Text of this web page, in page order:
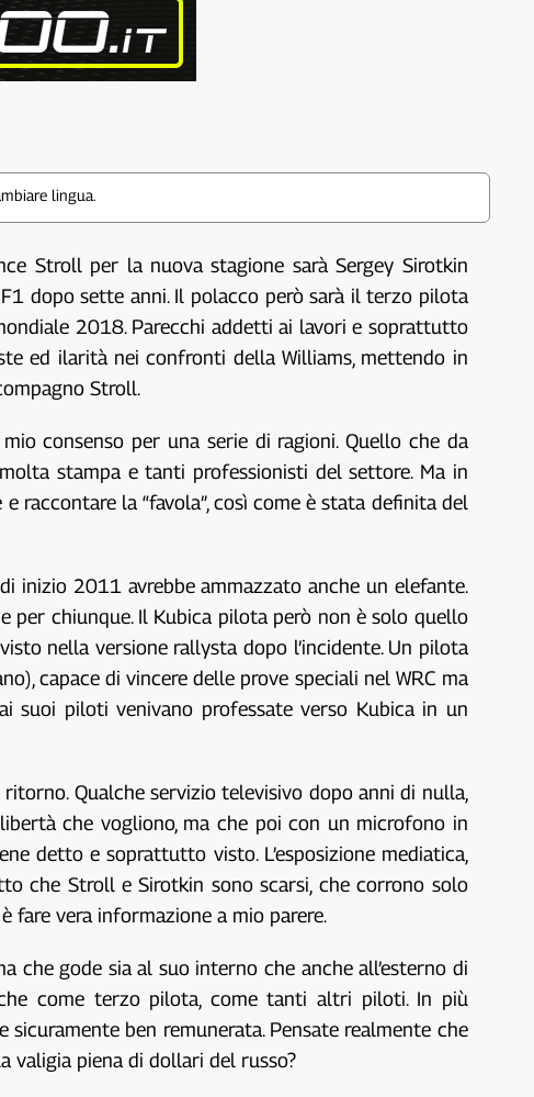
lingua.
Stroll per la nuova stagione sarà Sergey Sirotkin
dopo sette anni. Il polacco però sarà il terzo pilota
2018. Parecchi addetti ai lavori e soprattutto
ed ilarità nei confronti della Williams, mettendo in
Stroll.
consenso per una serie di ragioni. Quello che da
stampa e tanti professionisti del settore. Ma in
raccontare la “favola”, così come è stata definita del
inizio 2011 avrebbe ammazzato anche un elefante.
per chiunque. Il Kubica pilota però non è solo quello
nella versione rallysta dopo l’incidente. Un pilota
capace di vincere delle prove speciali nel WRC ma
suoi piloti venivano professate verso Kubica in un
Qualche servizio televisivo dopo anni di nulla,
che vogliono, ma che poi con un microfono in
detto e soprattutto visto. L’esposizione mediatica,
che Stroll e Sirotkin sono scarsi, che corrono solo
fare vera informazione a mio parere.
che gode sia al suo interno che anche all’esterno di
come terzo pilota, come tanti altri piloti. In più
ben remunerata. Pensate realmente che
valigia piena di dollari del russo?